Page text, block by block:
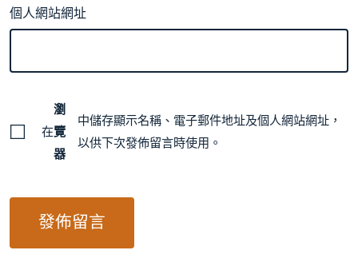
個人網站網址
在
瀏
覽
器
中儲存顯示名稱、電子郵件地址及個人網站網址，
以供下次發佈留言時使用。